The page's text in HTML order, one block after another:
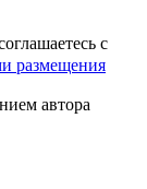
с
размещения
автора